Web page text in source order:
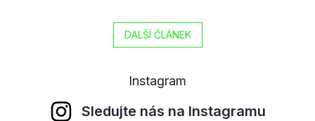
DALŠÍ ČLÁNEK
Instagram
Sledujte nás na Instagramu